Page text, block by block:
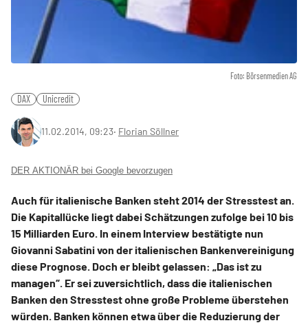
Foto: Börsenmedien AG
DAX Unicredit
11.02.2014, 09:23‧ Florian Söllner
DER AKTIONÄR bei Google bevorzugen
Auch für italienische Banken steht 2014 der Stresstest an.
Die Kapitallücke liegt dabei Schätzungen zufolge bei 10 bis
15 Milliarden Euro. In einem Interview bestätigte nun
Giovanni Sabatini von der italienischen Bankenvereinigung
diese Prognose. Doch er bleibt gelassen: „Das ist zu
managen“. Er sei zuversichtlich, dass die italienischen
Banken den Stresstest ohne große Probleme überstehen
würden. Banken können etwa über die Reduzierung der